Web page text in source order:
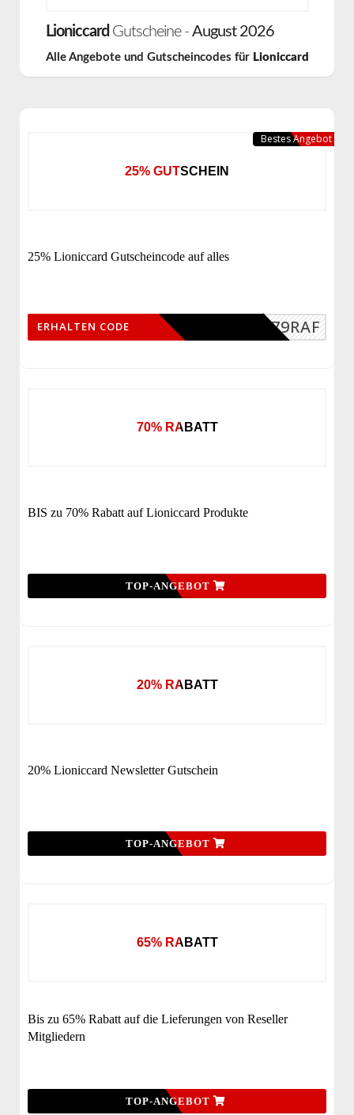
Lioniccard Gutscheine - August 2026
Alle Angebote und Gutscheincodes für Lioniccard
25% GUTSCHEIN
25% Lioniccard Gutscheincode auf alles
DF879RAF
ERHALTEN CODE
Bestes Angebot
70% RABATT
BIS zu 70% Rabatt auf Lioniccard Produkte
TOP-ANGEBOT
20% RABATT
20% Lioniccard Newsletter Gutschein
TOP-ANGEBOT
65% RABATT
Bis zu 65% Rabatt auf die Lieferungen von Reseller
Mitgliedern
TOP-ANGEBOT